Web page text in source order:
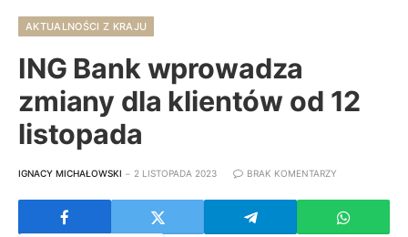
AKTUALNOŚCI Z KRAJU
ING Bank wprowadza
zmiany dla klientów od 12
listopada
IGNACY MICHAŁOWSKI 2 LISTOPADA 2023 BRAK KOMENTARZY